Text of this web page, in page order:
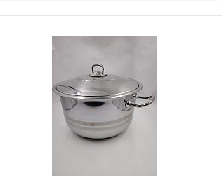
Купить в 1 клик К сравнению
наличии